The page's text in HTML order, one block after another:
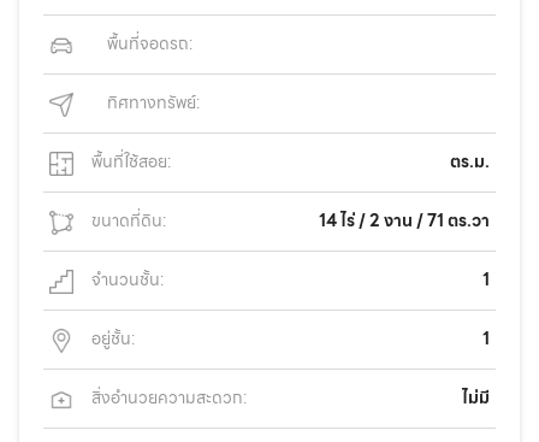
พื้นที่จอดรถ:
ทิศทางทรัพย์:
พื้นที่ใช้สอย: ตร.ม.
ขนาดที่ดิน: 14 ไร่ / 2 งาน / 71 ตร.วา
จำนวนชั้น: 1
อยู่ชั้น: 1
สิ่งอำนวยความสะดวก: ไม่มี